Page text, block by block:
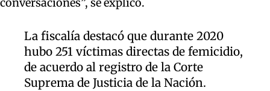
conversaciones”, se explicó.
La fiscalía destacó que durante 2020
hubo 251 víctimas directas de femicidio,
de acuerdo al registro de la Corte
Suprema de Justicia de la Nación.